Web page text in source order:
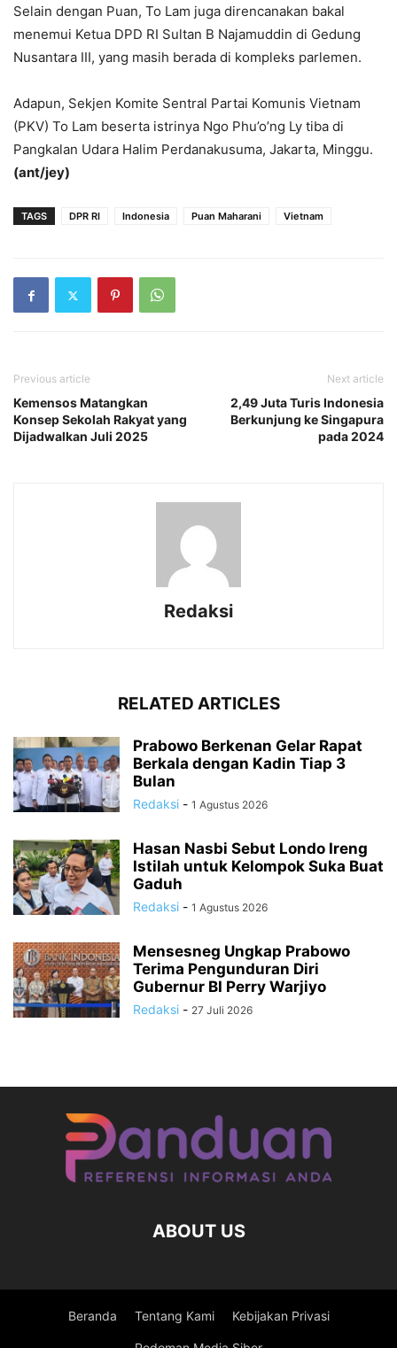
Selain dengan Puan, To Lam juga direncanakan bakal
menemui Ketua DPD RI Sultan B Najamuddin di Gedung
Nusantara III, yang masih berada di kompleks parlemen.
Adapun, Sekjen Komite Sentral Partai Komunis Vietnam
(PKV) To Lam beserta istrinya Ngo Phu’o’ng Ly tiba di
Pangkalan Udara Halim Perdanakusuma, Jakarta, Minggu.
(ant/jey)
TAGS DPR RI Indonesia Puan Maharani Vietnam
Previous article
Kemensos Matangkan
Konsep Sekolah Rakyat yang
Dijadwalkan Juli 2025
Next article
2,49 Juta Turis Indonesia
Berkunjung ke Singapura
pada 2024
Redaksi
RELATED ARTICLES
Prabowo Berkenan Gelar Rapat
Berkala dengan Kadin Tiap 3
Bulan
Redaksi - 1 Agustus 2026
Hasan Nasbi Sebut Londo Ireng
Istilah untuk Kelompok Suka Buat
Gaduh
Redaksi - 1 Agustus 2026
Mensesneg Ungkap Prabowo
Terima Pengunduran Diri
Gubernur BI Perry Warjiyo
Redaksi - 27 Juli 2026
ABOUT US
Beranda Tentang Kami Kebijakan Privasi